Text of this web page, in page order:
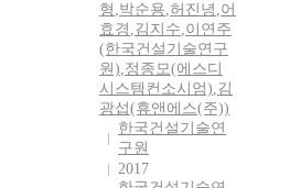
형 ,박순용,허진녕 ,어
효경 ,김지수,이연주
(한국건설기술연구
원),정종모(에스디
시스템컨소시엄),김
광섭(휴앤에스(주))
한국건설기술연
구원
2017